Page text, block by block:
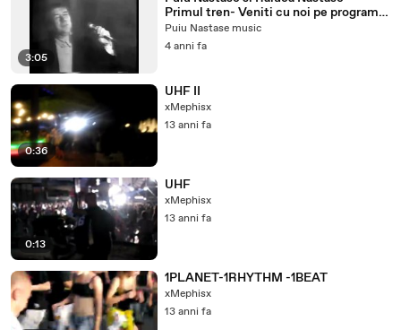
3:05
Primul tren- Veniti cu noi pe programul
2 TVR
Puiu Nastase music
4 anni fa
0:36
UHF II
xMephisx
13 anni fa
0:13
UHF
xMephisx
13 anni fa
1PLANET-1RHYTHM -1BEAT
xMephisx
13 anni fa